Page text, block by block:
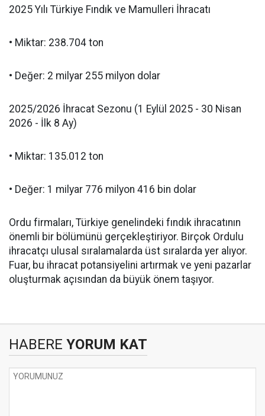
2025 Yılı Türkiye Fındık ve Mamulleri İhracatı
• Miktar: 238.704 ton
• Değer: 2 milyar 255 milyon dolar
2025/2026 İhracat Sezonu (1 Eylül 2025 - 30 Nisan
2026 - İlk 8 Ay)
• Miktar: 135.012 ton
• Değer: 1 milyar 776 milyon 416 bin dolar
Ordu firmaları, Türkiye genelindeki fındık ihracatının
önemli bir bölümünü gerçekleştiriyor. Birçok Ordulu
ihracatçı ulusal sıralamalarda üst sıralarda yer alıyor.
Fuar, bu ihracat potansiyelini artırmak ve yeni pazarlar
oluşturmak açısından da büyük önem taşıyor.
HABERE YORUM KAT